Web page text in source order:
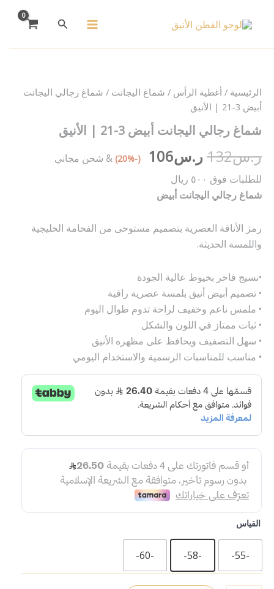
البحث
الرئيسية / أغطية الرأس / شماغ اليجانت / شماغ رجالي اليجانت
أبيض 3-21 | الأنيق
شماغ رجالي اليجانت أبيض 3-21 | الأنيق
ر.س132
الأصلي
هو:
ر.س132.
ر.س106
الحالي
ر.س106.
(-20%)
& شحن مجاني
للطلبات فوق ٥٠٠ ريال
شماغ رجالي اليجانت أبيض
رمز الأناقة العصرية بتصميم مستوحى من الفخامة الخليجية
واللمسة الحديثة.
•نسيج فاخر بخيوط عالية الجودة
• تصميم أبيض أنيق بلمسة عصرية راقية
• ملمس ناعم وخفيف لراحة تدوم طوال اليوم
• ثبات ممتاز في اللون والشكل
• سهل التصفيف ويحافظ على مظهره الأنيق
• مناسب للمناسبات الرسمية والاستخدام اليومي
القياس
-55-
-58-
-60-
اليجانت
أبيض
3-
21